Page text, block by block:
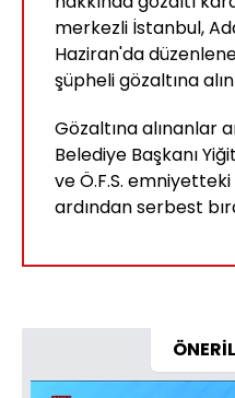
merkezli İstanbul,
Haziran'da
şüpheli gözaltına
Gözaltına alınanlar
Belediye Başkanı
ve Ö.F.S.
ardından serbest